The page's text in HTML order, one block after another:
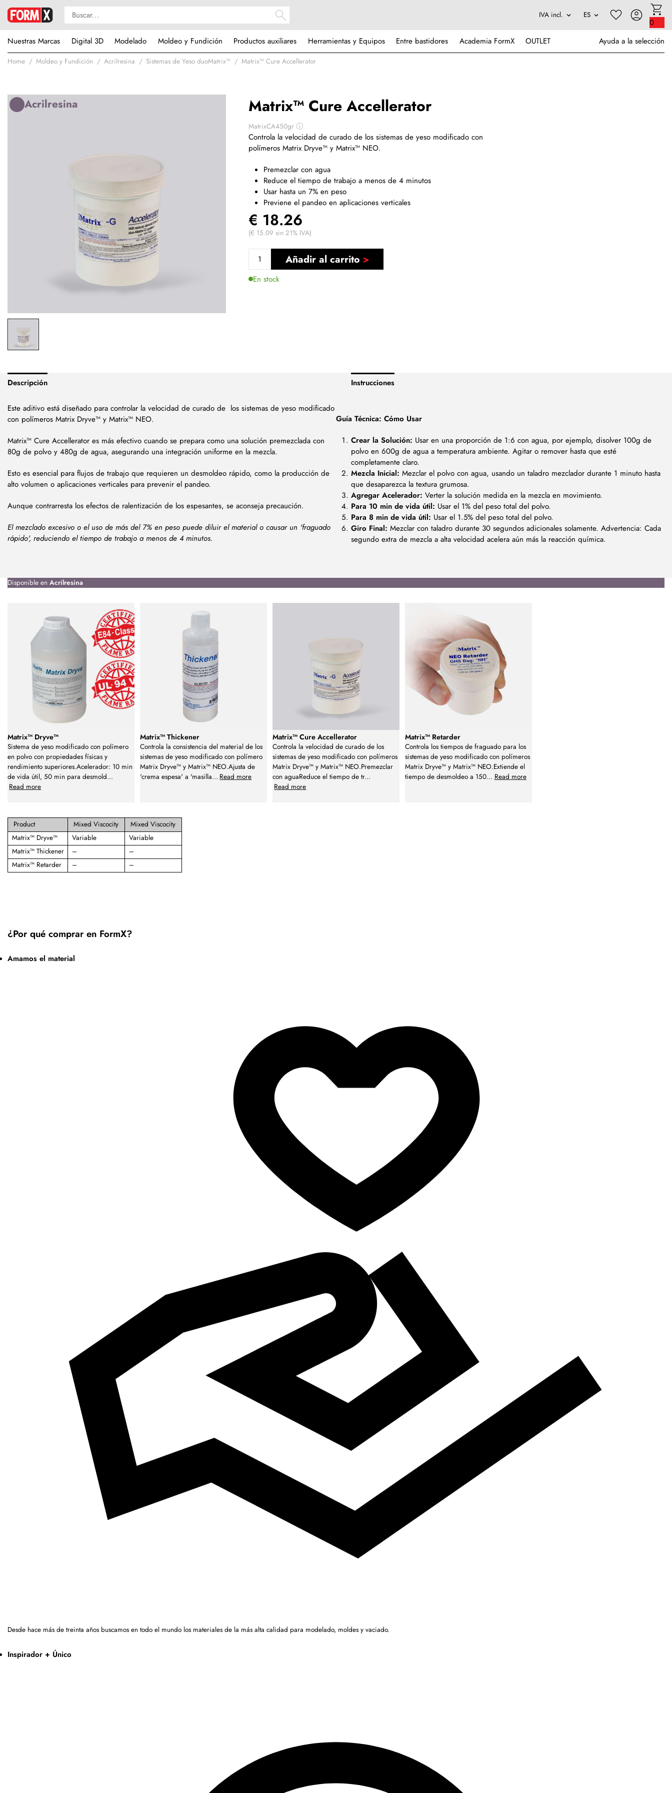
0
Nuestras Marcas
Digital 3D Modelado Moldeo y Fundición Productos auxiliares Herramientas y Equipos Entre bastidores Academia FormX OUTLET Ayuda a la selección
Home Moldeo y Fundición Acrilresina Sistemas de Yeso duoMatrix™ Matrix™ Cure Accellerator
Matrix™ Cure Accellerator
MatrixCA450grⓘ
Acrilresina
Controla la velocidad de curado de los sistemas de yeso modificado con
polímeros Matrix Dryve™ y Matrix™ NEO.
Premezclar con agua
Reduce el tiempo de trabajo a menos de 4 minutos
Usar hasta un 7% en peso
Previene el pandeo en aplicaciones verticales
€ 18.26
(€ 15.09 sin 21% IVA)
Añadir al carrito
En stock
Descripción Instrucciones
Este aditivo está diseñado para controlar la velocidad de curado de los sistemas de yeso modificado
con polímeros Matrix Dryve™ y Matrix™ NEO.
Matrix™ Cure Accellerator es más efectivo cuando se prepara como una solución premezclada con
80g de polvo y 480g de agua, asegurando una integración uniforme en la mezcla.
Esto es esencial para flujos de trabajo que requieren un desmoldeo rápido, como la producción de
alto volumen o aplicaciones verticales para prevenir el pandeo.
Aunque contrarresta los efectos de ralentización de los espesantes, se aconseja precaución.
El mezclado excesivo o el uso de más del 7% en peso puede diluir el material o causar un 'fraguado
rápido', reduciendo el tiempo de trabajo a menos de 4 minutos.
Guía Técnica: Cómo Usar
Crear la Solución: Usar en una proporción de 1:6 con agua, por ejemplo, disolver 100g de
polvo en 600g de agua a temperatura ambiente. Agitar o remover hasta que esté
completamente claro.
Mezcla Inicial: Mezclar el polvo con agua, usando un taladro mezclador durante 1 minuto hasta
que desaparezca la textura grumosa.
Agregar Acelerador: Verter la solución medida en la mezcla en movimiento.
Para 10 min de vida útil: Usar el 1% del peso total del polvo.
Para 8 min de vida útil: Usar el 1.5% del peso total del polvo.
Giro Final: Mezclar con taladro durante 30 segundos adicionales solamente. Advertencia: Cada
segundo extra de mezcla a alta velocidad acelera aún más la reacción química.
Disponible en Acrilresina
Matrix™ Dryve™
Sistema de yeso modificado con polímero
en polvo con propiedades físicas y
rendimiento superiores.Acelerador: 10 min
de vida útil, 50 min para desmold...
Read more
Matrix™ Thickener
Controla la consistencia del material de los
sistemas de yeso modificado con polímero
Matrix Dryve™ y Matrix™ NEO.Ajusta de
'crema espesa' a 'masilla... Read more
Matrix™ Cure Accellerator
Controla la velocidad de curado de los
sistemas de yeso modificado con polímeros
Matrix Dryve™ y Matrix™ NEO.Premezclar
con aguaReduce el tiempo de tr...
Read more
Matrix™ Retarder
Controla los tiempos de fraguado para los
sistemas de yeso modificado con polímeros
Matrix Dryve™ y Matrix™ NEO.Extiende el
tiempo de desmoldeo a 150... Read more
Product Mixed Viscocity
Mixed Viscocity
Matrix™ Dryve™
Variable
Variable
Matrix™ Thickener
–
–
Matrix™ Retarder
– –
¿Por qué comprar en FormX?
Amamos el material
Desde hace más de treinta años buscamos en todo el mundo los materiales de la más alta calidad para modelado, moldes y vaciado.
Inspirador + Único